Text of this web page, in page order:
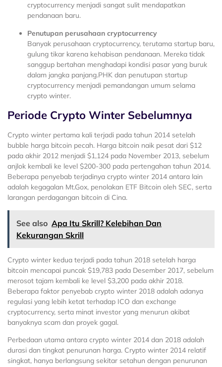
cryptocurrency menjadi sangat sulit mendapatkan
pendanaan baru.
Penutupan perusahaan cryptocurrency
Banyak perusahaan cryptocurrency, terutama startup baru,
gulung tikar karena kehabisan pendanaan. Mereka tidak
sanggup bertahan menghadapi kondisi pasar yang buruk
dalam jangka panjang.PHK dan penutupan startup
cryptocurrency menjadi pemandangan umum selama
crypto winter.
Periode Crypto Winter Sebelumnya
Crypto winter pertama kali terjadi pada tahun 2014 setelah
bubble harga bitcoin pecah. Harga bitcoin naik pesat dari $12
pada akhir 2012 menjadi $1,124 pada November 2013, sebelum
anjlok kembali ke level $200-300 pada pertengahan tahun 2014.
Beberapa penyebab terjadinya crypto winter 2014 antara lain
adalah kegagalan Mt.Gox, penolakan ETF Bitcoin oleh SEC, serta
larangan perdagangan bitcoin di Cina.
See also Apa Itu Skrill? Kelebihan Dan
Kekurangan Skrill
Crypto winter kedua terjadi pada tahun 2018 setelah harga
bitcoin mencapai puncak $19,783 pada Desember 2017, sebelum
merosot tajam kembali ke level $3,200 pada akhir 2018.
Beberapa faktor penyebab crypto winter 2018 adalah adanya
regulasi yang lebih ketat terhadap ICO dan exchange
cryptocurrency, serta minat investor yang menurun akibat
banyaknya scam dan proyek gagal.
Perbedaan utama antara crypto winter 2014 dan 2018 adalah
durasi dan tingkat penurunan harga. Crypto winter 2014 relatif
singkat, hanya berlangsung sekitar setahun dengan penurunan